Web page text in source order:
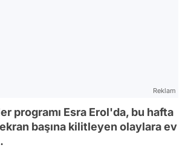
Reklam
programı Esra Erol'da, bu hafta
başına kilitleyen olaylara ev